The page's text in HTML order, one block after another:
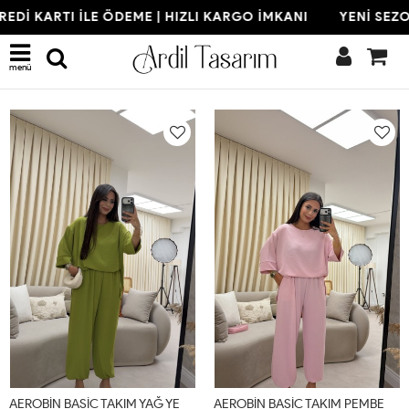
İLE ÖDEME | HIZLI KARGO İMKANI YENİ SEZON |
menü Son Eklenenler
A
EROBİN BASİC TAKIM YAĞ YEŞİLİ (22 AĞUSTOS KARGO ÇIKIŞI) Yağ Yeşili A
EROBİN BASİC TAKIM PEMBE (22 AĞUSTOS KARGO ÇIKIŞI) Pudra